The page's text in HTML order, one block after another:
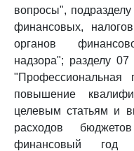
вопросы",
финансовых,
органов
надзора"; разделу
"Профессиональная
повышение
целевым статьям и
расходов
финансовый год